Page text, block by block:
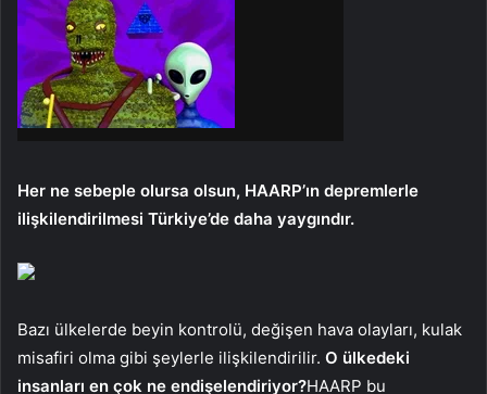
Her ne sebeple olursa olsun, HAARP’ın depremlerle
ilişkilendirilmesi Türkiye’de daha yaygındır.
Bazı ülkelerde beyin kontrolü, değişen hava olayları, kulak
misafiri olma gibi şeylerle ilişkilendirilir. O ülkedeki
insanları en çok ne endişelendiriyor?HAARP bu